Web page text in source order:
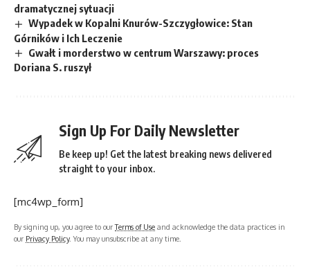
dramatycznej sytuacji
Wypadek w Kopalni Knurów-Szczygłowice: Stan
Górników i Ich Leczenie
Gwałt i morderstwo w centrum Warszawy: proces
Doriana S. ruszył
Sign Up For Daily Newsletter
Be keep up! Get the latest breaking news delivered
straight to your inbox.
[mc4wp_form]
By signing up, you agree to ourTerms of Use and acknowledge the data practices in
our Privacy Policy. You may unsubscribe at any time.